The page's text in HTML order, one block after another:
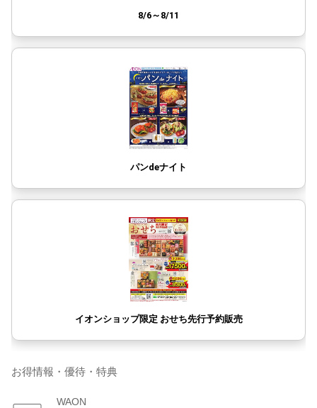
お得情報・優待・特典
WAON